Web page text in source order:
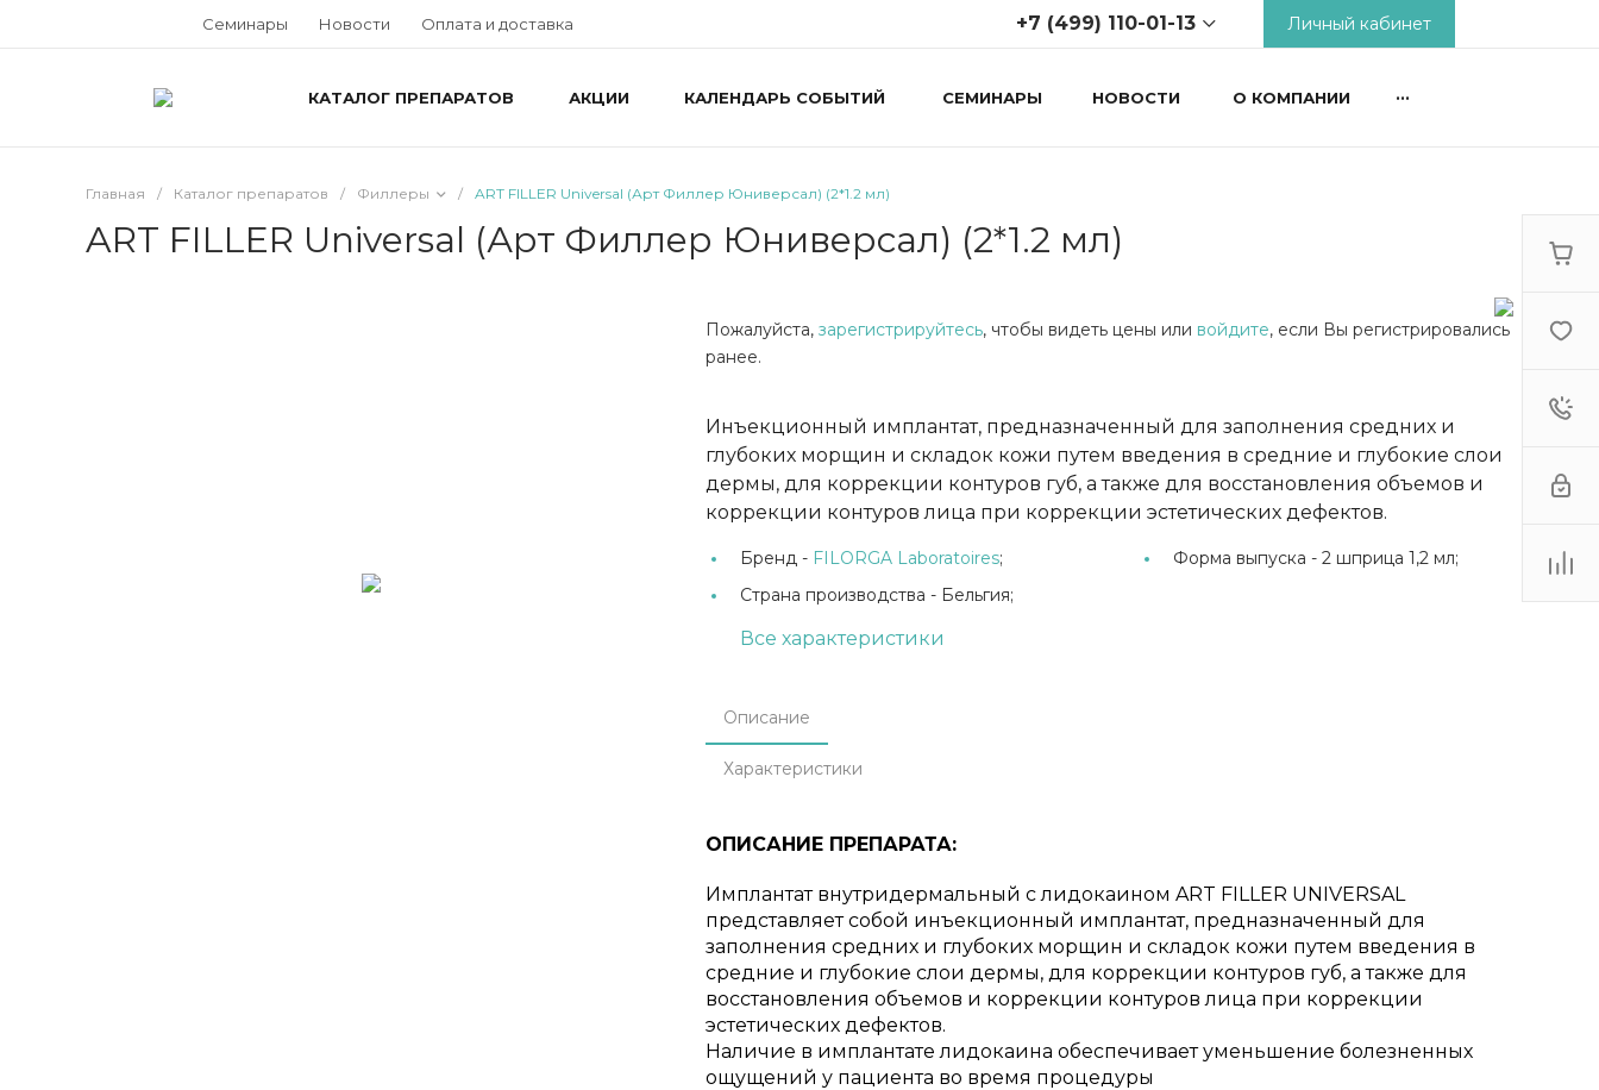
Семинары Новости Оплата и доставка +7 (499) 110-01-13
+7 (499) 110-01-13
пятница 9:00 - 18:00
info@aptcosm.ru
Личный кабинет
КАТАЛОГ ПРЕПАРАТОВ АКЦИИ КАЛЕНДАРЬ СОБЫТИЙ СЕМИНАРЫ НОВОСТИ О КОМПАНИИ ...
Главная / Каталог препаратов / Филлеры / ART FILLER Universal (Арт Филлер Юниверсал) (2*1.2 мл)
ART FILLER Universal (Арт Филлер Юниверсал) (2*1.2 мл)
Пожалуйста, зарегистрируйтесь, чтобы видеть цены или войдите, если Вы регистрировались
ранее.
Инъекционный имплантат, предназначенный для заполнения средних и
глубоких морщин и складок кожи путем введения в средние и глубокие слои
дермы, для коррекции контуров губ, а также для восстановления объемов и
коррекции контуров лица при коррекции эстетических дефектов.
Бренд - FILORGA Laboratoires; Форма выпуска -2 шприца 1,2 мл;
Страна производства - Бельгия;
Все характеристики
Описание
Характеристики
ОПИСАНИЕ ПРЕПАРАТА:
Имплантат внутридермальный с лидокаином ART FILLER UNIVERSAL
представляет собой инъекционный имплантат, предназначенный для
заполнения средних и глубоких морщин и складок кожи путем введения в
средние и глубокие слои дермы, для коррекции контуров губ, а также для
восстановления объемов и коррекции контуров лица при коррекции
эстетических дефектов.
Наличие в имплантате лидокаина обеспечивает уменьшение болезненных
ощущений у пациента во время процедуры